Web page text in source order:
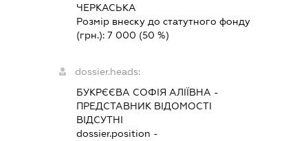
ЧЕРКАСЬКА
Розмір внеску до статутного фонду
(грн.): 7 000 (50 %)
dossier.heads:
БУКРЄЄВА СОФІЯ АЛІЇВНА -
ПРЕДСТАВНИК ВІДОМОСТІ
ВІДСУТНІ
dossier.position -